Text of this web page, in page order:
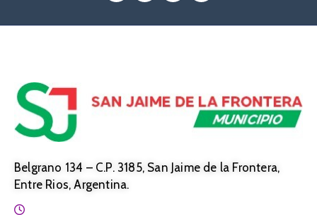
Belgrano 134 – C.P. 3185, San Jaime de la Frontera,
Entre Rios, Argentina.